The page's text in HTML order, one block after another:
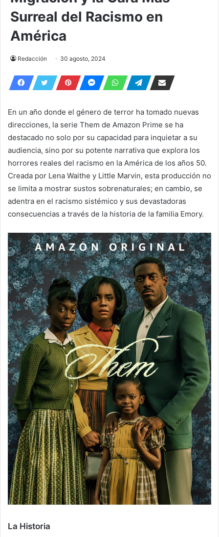
Surreal del Racismo en
América
Redacción 30 agosto, 2024
En un año donde el género de terror ha tomado nuevas
direcciones, la serie Them de Amazon Prime se ha
destacado no solo por su capacidad para inquietar a su
audiencia, sino por su potente narrativa que explora los
horrores reales del racismo en la América de los años 50.
Creada por Lena Waithe y Little Marvin, esta producción no
se limita a mostrar sustos sobrenaturales; en cambio, se
adentra en el racismo sistémico y sus devastadoras
consecuencias a través de la historia de la familia Emory.
La Historia